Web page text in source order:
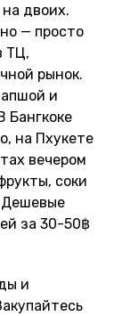
двоих.
— просто
ТЦ,
рынок.
и
Бангкоке
на Пхукете
вечером
соки
Дешевые
за 30-50฿
и